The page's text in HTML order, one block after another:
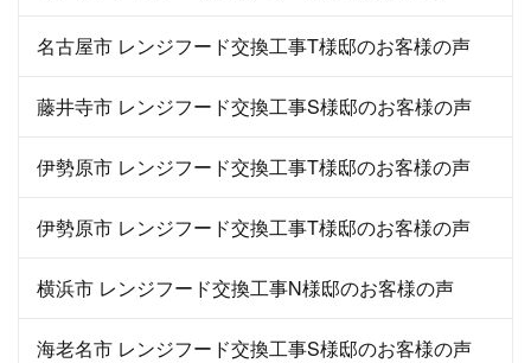
名古屋市 レンジフード交換工事T様邸のお客様の声
藤井寺市 レンジフード交換工事S様邸のお客様の声
伊勢原市 レンジフード交換工事T様邸のお客様の声
伊勢原市 レンジフード交換工事T様邸のお客様の声
横浜市 レンジフード交換工事N様邸のお客様の声
海老名市 レンジフード交換工事S様邸のお客様の声